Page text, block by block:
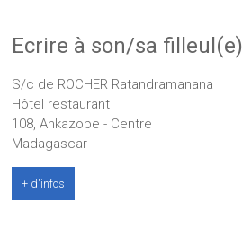
Ecrire à son/sa filleul(e)
S/c de ROCHER Ratandramanana
Hôtel restaurant
108, Ankazobe - Centre
Madagascar
+ d'infos